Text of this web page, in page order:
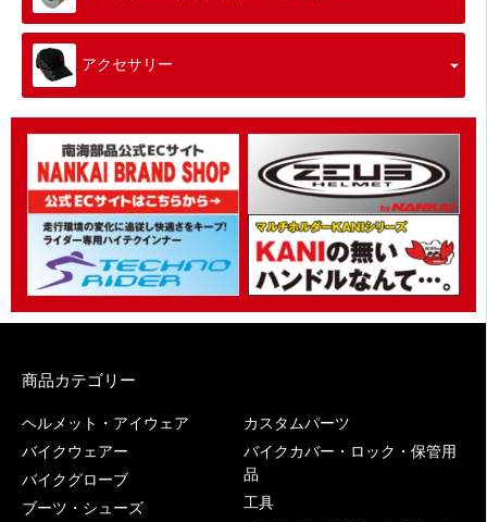
アクセサリー
商品カテゴリー
ヘルメット・アイウェア
バイクウェアー
バイクグローブ
ブーツ・シューズ
カスタムパーツ
バイクカバー・ロック・保管用
品
工具